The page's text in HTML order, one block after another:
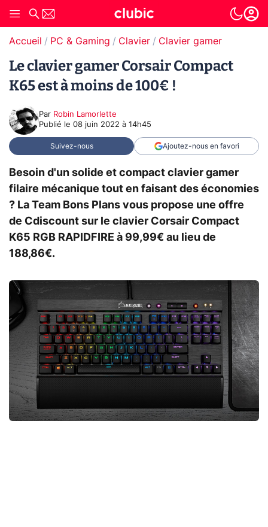
Accueil PC & Gaming Clavier Clavier gamer
Le clavier gamer Corsair Compact
K65 est à moins de 100€ !
Par Robin Lamorlette
Publié le 08 juin 2022 à 14h45
Suivez-nous Ajoutez-nous en favori
Besoin d'un solide et compact clavier gamer
filaire mécanique tout en faisant des économies
? La Team Bons Plans vous propose une offre
de Cdiscount sur le clavier Corsair Compact
K65 RGB RAPIDFIRE à 99,99€ au lieu de
188,86€.